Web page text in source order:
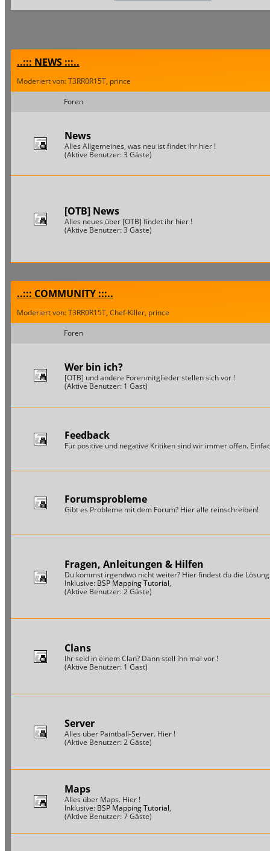
..::: NEWS :::..
Moderiert von: T3RR0R15T, prince
Foren
News
Alles Allgemeines, was neu ist findet ihr hier !
(Aktive Benutzer: 3 Gäste)
[OTB] News
Alles neues über [OTB] findet ihr hier !
(Aktive Benutzer: 3 Gäste)
..::: COMMUNITY :::..
Moderiert von: T3RR0R15T, Chef-Killer, prince
Foren
Wer bin ich?
[OTB] und andere Forenmitglieder stellen sich vor !
(Aktive Benutzer: 1 Gast)
Feedback
Für positive und negative Kritiken sind wir immer offen.
Forumsprobleme
Gibt es Probleme mit dem Forum? Hier alle reinschreiben!
Fragen, Anleitungen & Hilfen
Du kommst irgendwo nicht weiter? Hier findest du die
Inklusive: BSP Mapping Tutorial,
(Aktive Benutzer: 2 Gäste)
Clans
Ihr seid in einem Clan? Dann stell ihn mal vor !
(Aktive Benutzer: 1 Gast)
Server
Alles über Paintball-Server. Hier !
(Aktive Benutzer: 2 Gäste)
Maps
Alles über Maps. Hier !
Inklusive: BSP Mapping Tutorial,
(Aktive Benutzer: 7 Gäste)